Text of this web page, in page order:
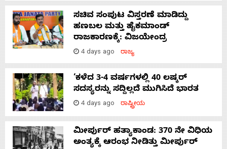
ಸಚಿವ ಸಂಪುಟ ವಿಸ್ತರಣೆ ಮಾಡಿದ್ದು
ಹಣಬಲ ಮತ್ತು ಹೈಕಮಾಂಡ್
ರಾಜಕಾರಣಕ್ಕೆ: ವಿಜಯೇಂದ್ರ
4 days ago ರಾಜ್ಯ
‘ಕಳೆದ 3-4 ವರ್ಷಗಳಲ್ಲಿ 40 ಲಷ್ಕರ್
ಸದಸ್ಯರನ್ನು ಸದ್ದಿಲ್ಲದೆ ಮುಗಿಸಿದೆ ಭಾರತ
4 days ago ರಾಷ್ಟ್ರೀಯ
ಮೀರ್ಪುರ್ ಹತ್ಯಾಕಾಂಡ: 370 ನೇ ವಿಧಿಯ
ಅಂತ್ಯಕ್ಕೆ ಆರಂಭ ನೀಡಿತ್ತು ಮೀರ್ಪುರ್